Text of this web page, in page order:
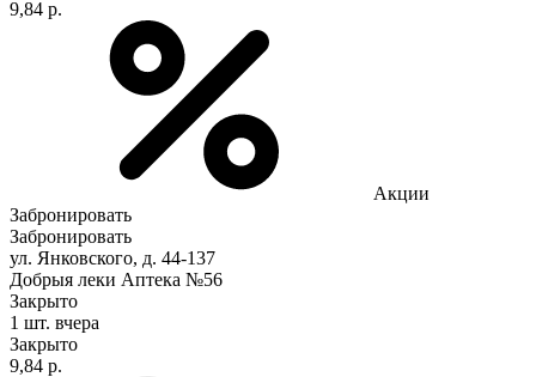
9,84 р.
Акции
Забронировать
Забронировать
ул. Янковского, д. 44-137
Добрыя леки Аптека №56
Закрыто
1 шт. вчера
Закрыто
9,84 р.